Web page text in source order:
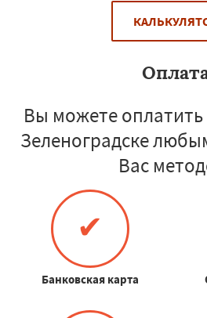
Вы можете
Зеленоградске
Вас
✔
Банковская карта